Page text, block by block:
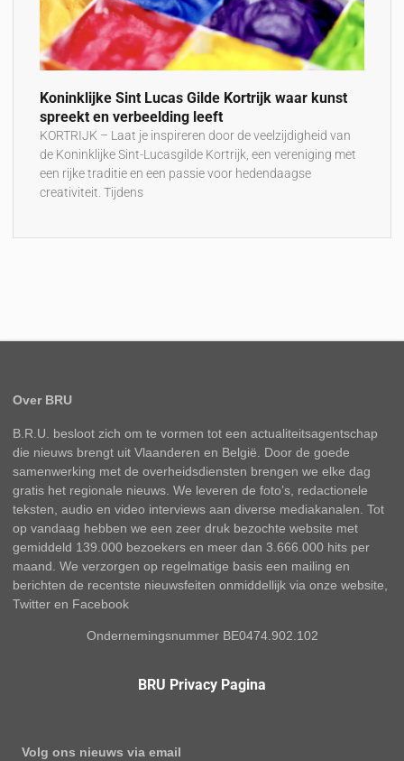
Koninklijke Sint Lucas Gilde Kortrijk waar kunst
spreekt en verbeelding leeft
KORTRIJK – Laat je inspireren door de veelzijdigheid van
de Koninklijke Sint-Lucasgilde Kortrijk, een vereniging met
een rijke traditie en een passie voor hedendaagse
creativiteit. Tijdens
Over BRU
B.R.U. besloot zich om te vormen tot een actualiteitsagentschap
die nieuws brengt uit Vlaanderen en België. Door de goede
samenwerking met de overheidsdiensten brengen we elke dag
gratis het regionale nieuws. We leveren de foto’s, redactionele
teksten, audio en video interviews aan diverse mediakanalen. Tot
op vandaag hebben we een zeer druk bezochte website met
gemiddeld 139.000 bezoekers en meer dan 3.666.000 hits per
maand. We verzorgen op regelmatige basis een mailing en
berichten de recentste nieuwsfeiten onmiddellijk via onze website,
Twitter en Facebook
Ondernemingsnummer BE0474.902.102
BRU Privacy Pagina
Volg ons nieuws via email